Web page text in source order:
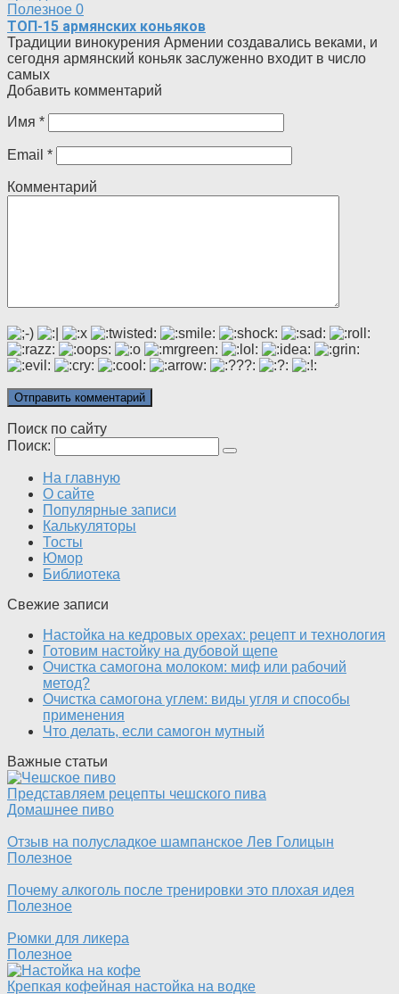
Полезное 0
ТОП-15 армянских коньяков
Традиции винокурения Армении создавались веками, и
сегодня армянский коньяк заслуженно входит в число
самых
Добавить комментарий
Имя *
Email *
Комментарий
Поиск по сайту
Поиск:
На главную
О сайте
Популярные записи
Калькуляторы
Тосты
Юмор
Библиотека
Свежие записи
Настойка на кедровых орехах: рецепт и технология
Готовим настойку на дубовой щепе
Очистка самогона молоком: миф или рабочий
метод?
Очистка самогона углем: виды угля и способы
применения
Что делать, если самогон мутный
Важные статьи
Представляем рецепты чешского пива
Домашнее пиво
Отзыв на полусладкое шампанское Лев Голицын
Полезное
Почему алкоголь после тренировки это плохая идея
Полезное
Рюмки для ликера
Полезное
Крепкая кофейная настойка на водке